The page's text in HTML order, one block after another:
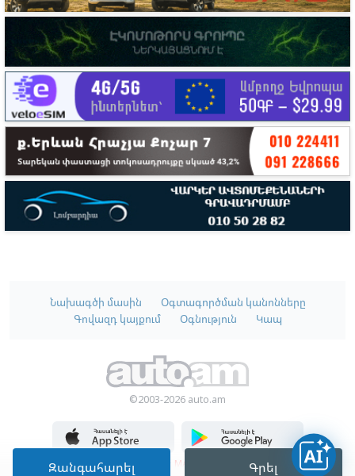
Զանգահարել Գրել
Նախագծի մասին
Օգտագործման կանոնները
Գովազդ կայքում
Օգնություն Կապ
©2003-2026 auto.am
Մշակված է MATEMAT